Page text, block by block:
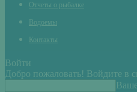
Отчеты о рыбалке
Водоемы
Контакты
Войти
Добро пожаловать! Войдите в